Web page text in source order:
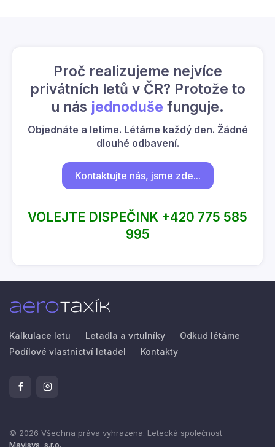
Proč realizujeme nejvíce
privátních letů v ČR? Protože to
u nás jednoduše funguje.
Objednáte a letíme. Létáme každý den. Žádné
dlouhé odbavení.
Kontaktujte nás, jsme zde...
VOLEJTE DISPEČINK +420 775 585
995
Kalkulace letu Letadla a vrtulníky
Odkud létáme
Podílové vlastnictví letadel
Kontakty
© 2026 Všechna práva vyhrazena. Letecká společnost
Mavisys, s.r.o.